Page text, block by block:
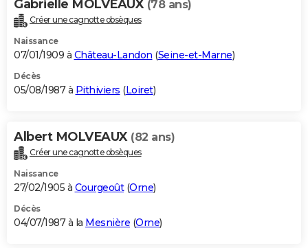
Gabrielle MOLVEAUX (78 ans)
Créer une cagnotte obsèques
Naissance
07/01/1909 à Château-Landon (Seine-et-Marne)
Décès
05/08/1987 à Pithiviers (Loiret)
Albert MOLVEAUX (82 ans)
Créer une cagnotte obsèques
Naissance
27/02/1905 à Courgeoût(Orne)
Décès
04/07/1987 à la Mesnière (Orne)